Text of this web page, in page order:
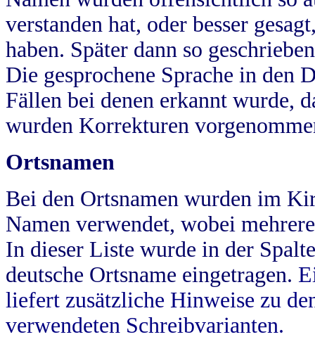
verstanden hat, oder besser
haben. Später dann so
Die gesprochene Sprache in
Fällen bei denen erkannt wurde,
wurden Korrekturen
Ortsnamen
Bei den Ortsnamen wurden im
Namen verwendet, wobei
In dieser Liste wurde in der
deutsche Ortsname eingetragen.
liefert zusätzliche Hinweise zu
verwendeten Schreibvarianten.